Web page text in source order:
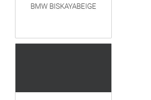
BMW BISKAYABEIGE